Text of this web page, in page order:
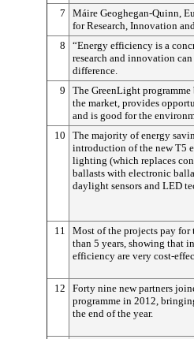
7
Máire Geoghegan-Quinn,
for Research, Innovation
8
“Energy efficiency is a
research and innovation
difference.
9
The GreenLight programme
the market, provides
and is good for the
10
The majority of energy
introduction of the new T5
lighting (which replaces
ballasts with electronic
daylight sensors and LED
11
Most of the projects pay for
than 5 years, showing that
efficiency are very cost-
12
Forty nine new partners
programme in 2012,
the end of the year.